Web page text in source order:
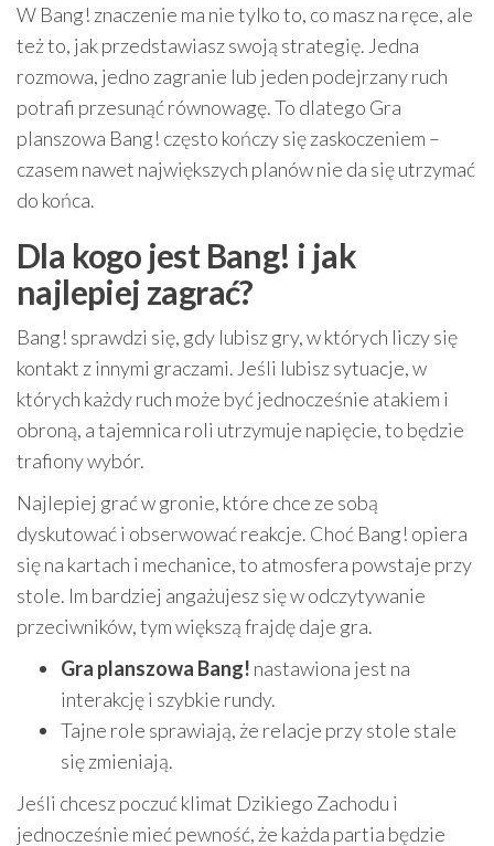
W Bang! znaczenie ma nie tylko to, co masz na ręce, ale
też to, jak przedstawiasz swoją strategię. Jedna
rozmowa, jedno zagranie lub jeden podejrzany ruch
potrafi przesunąć równowagę. To dlatego Gra
planszowa Bang! często kończy się zaskoczeniem –
czasem nawet największych planów nie da się utrzymać
do końca.
Dla kogo jest Bang! i jak
najlepiej zagrać?
Bang! sprawdzi się, gdy lubisz gry, w których liczy się
kontakt z innymi graczami. Jeśli lubisz sytuacje, w
których każdy ruch może być jednocześnie atakiem i
obroną, a tajemnica roli utrzymuje napięcie, to będzie
trafiony wybór.
Najlepiej grać w gronie, które chce ze sobą
dyskutować i obserwować reakcje. Choć Bang! opiera
się na kartach i mechanice, to atmosfera powstaje przy
stole. Im bardziej angażujesz się w odczytywanie
przeciwników, tym większą frajdę daje gra.
Gra planszowa Bang! nastawiona jest na
interakcję i szybkie rundy.
Tajne role sprawiają, że relacje przy stole stale
się zmieniają.
Jeśli chcesz poczuć klimat Dzikiego Zachodu i
jednocześnie mieć pewność, że każda partia będzie